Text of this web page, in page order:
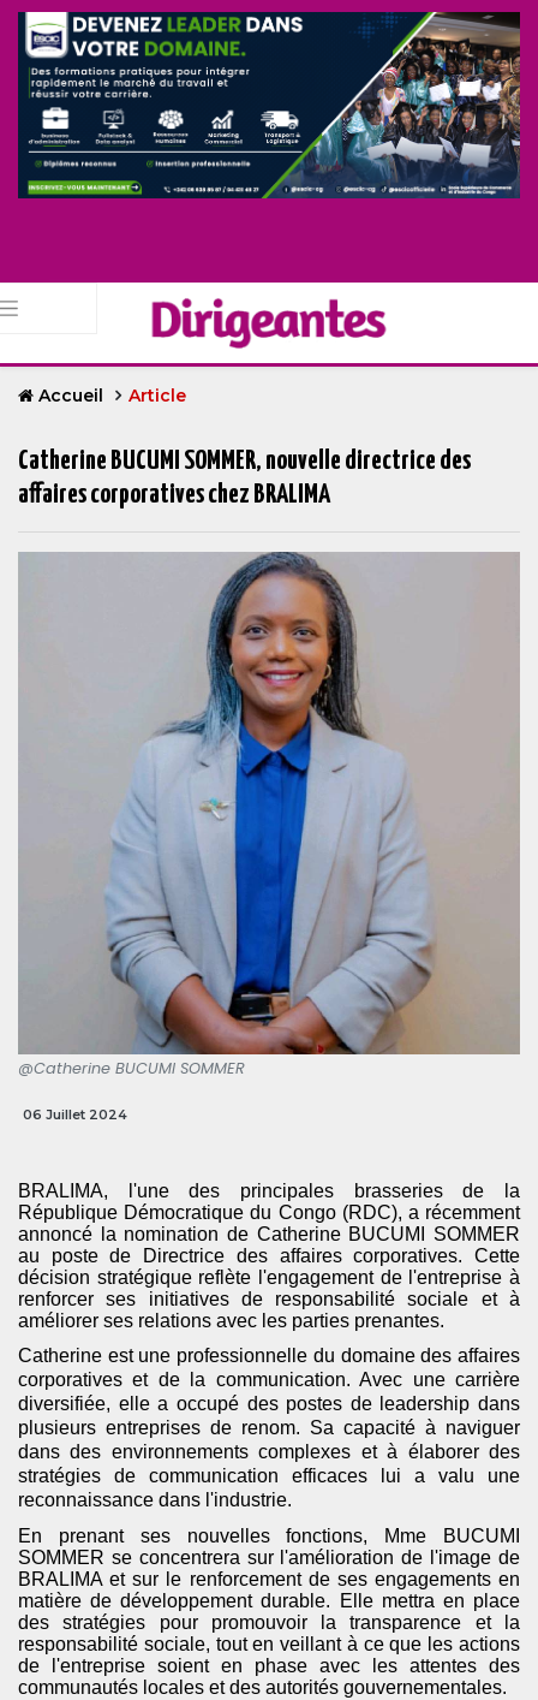
Accueil Article
Catherine BUCUMI SOMMER, nouvelle directrice des
affaires corporatives chez BRALIMA
@Catherine BUCUMI SOMMER
06 Juillet 2024
BRALIMA, l'une des principales brasseries de la
République Démocratique du Congo (RDC), a récemment
annoncé la nomination de Catherine BUCUMI SOMMER
au poste de Directrice des affaires corporatives. Cette
décision stratégique reflète l'engagement de l'entreprise à
renforcer ses initiatives de responsabilité sociale et à
améliorer ses relations avec les parties prenantes.
Catherine est une professionnelle du domaine des affaires
corporatives et de la communication. Avec une carrière
diversifiée, elle a occupé des postes de leadership dans
plusieurs entreprises de renom. Sa capacité à naviguer
dans des environnements complexes et à élaborer des
stratégies de communication efficaces lui a valu une
reconnaissance dans l'industrie.
En prenant ses nouvelles fonctions, Mme BUCUMI
SOMMER se concentrera sur l'amélioration de l'image de
BRALIMA et sur le renforcement de ses engagements en
matière de développement durable. Elle mettra en place
des stratégies pour promouvoir la transparence et la
responsabilité sociale, tout en veillant à ce que les actions
de l'entreprise soient en phase avec les attentes des
communautés locales et des autorités gouvernementales.